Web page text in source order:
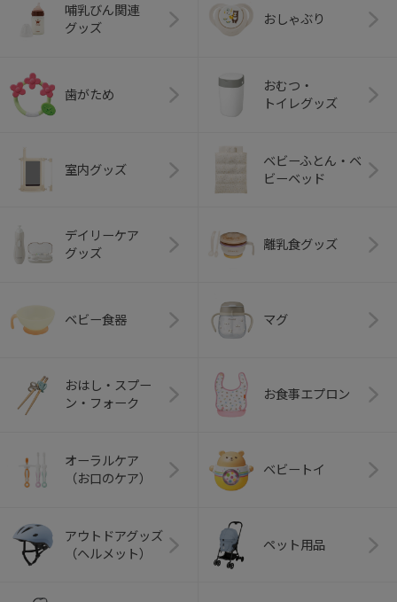
哺乳びん関連
グッズ
おしゃぶり
歯がため
おむつ・
トイレグッズ
室内グッズ
ベビーふとん・ベ
ビーベッド
デイリーケア
グッズ
離乳食グッズ
ベビー食器 マグ
おはし・スプー
ン・フォーク
お食事エプロン
オーラルケア
（お口のケア）
ベビートイ
アウトドアグッズ
（ヘルメット）
ペット用品